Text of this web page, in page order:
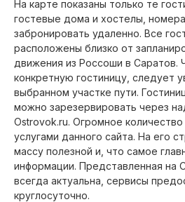
На карте показаны только те
гостевые дома и хостелы,
забронировать удаленно. Все
расположены близко от
движения из Россоши в Саратов.
конкретную гостиницу, следует
выбранном участке пути.
можно зарезервировать через
Ostrovok.ru. Огромное
услугами данного сайта. На его
массу полезной и, что самое
информации. Представленная на
всегда актуальна, сервисы
круглосуточно.